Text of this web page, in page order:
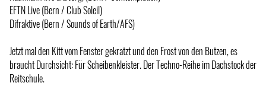
EFTN Live (Bern / Club Soleil)
Difraktive (Bern / Sounds of Earth/AFS)
Jetzt mal den Kitt vom Fenster gekratzt und den Frost von den Butzen, es
braucht Durchsicht: Für Scheibenkleister. Der Techno-Reihe im Dachstock der
Reitschule.